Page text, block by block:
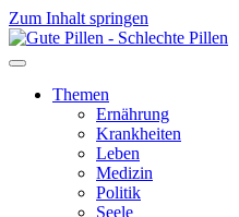
Zum Inhalt springen
Themen
Ernährung
Krankheiten
Leben
Medizin
Politik
Seele